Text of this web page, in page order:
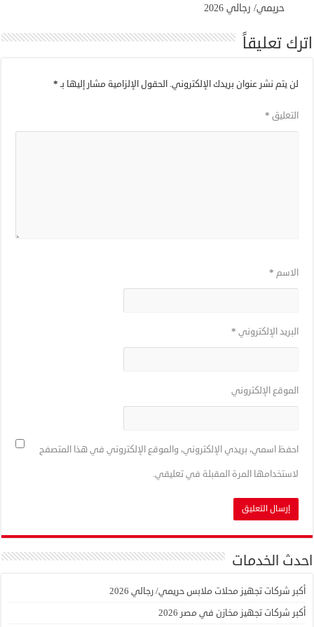
حريمي/ رجالي 2026
اترك تعليقاً
لن يتم نشر عنوان بريدك الإلكتروني. الحقول الإلزامية مشار إليها بـ*
التعليق *
الاسم *
البريد الإلكتروني *
الموقع الإلكتروني
احفظ اسمي، بريدي الإلكتروني، والموقع الإلكتروني في هذا المتصفح
لاستخدامها المرة المقبلة في تعليقي.
احدث الخدمات
أكبر شركات تجهيز محلات ملابس حريمي/ رجالي 2026
أكبر شركات تجهيز مخازن في مصر 2026